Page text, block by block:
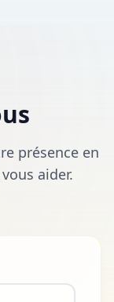
présence en
aider.